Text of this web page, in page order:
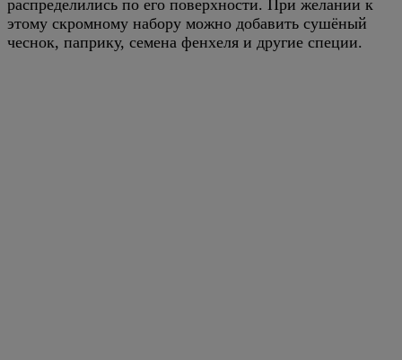
распределились по его поверхности. При желании к
этому скромному набору можно добавить сушёный
чеснок, паприку, семена фенхеля и другие специи.